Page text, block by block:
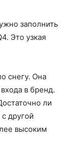
заполнить
Это узкая
снегу. Она
в бренд.
ли
другой
высоким